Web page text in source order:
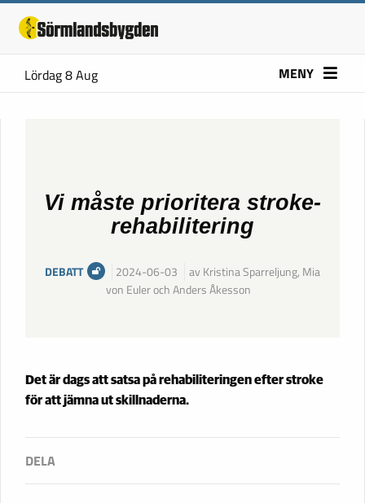
Lördag 8 Aug MENY
Vi måste prioritera stroke-
rehabilitering
DEBATT 2024-06-03
av Kristina Sparreljung, Mia
von Euler och Anders Åkesson
Det är dags att satsa på rehabiliteringen efter stroke
för att jämna ut skillnaderna.